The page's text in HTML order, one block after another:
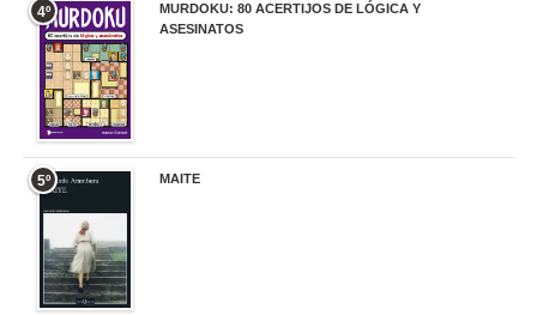
4º
MURDOKU: 80 ACERTIJOS DE LÓGICA Y
ASESINATOS
5º MAITE